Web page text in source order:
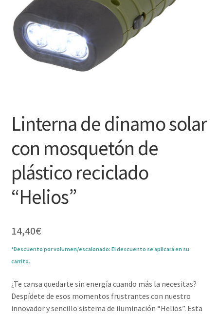
Linterna de dinamo solar
con mosquetón de
plástico reciclado
“Helios”
14,40€
*Descuento por volumen/escalonado: El descuento se aplicará en su
carrito.
¿Te cansa quedarte sin energía cuando más la necesitas?
Despídete de esos momentos frustrantes con nuestro
innovador y sencillo sistema de iluminación “Helios”. Esta